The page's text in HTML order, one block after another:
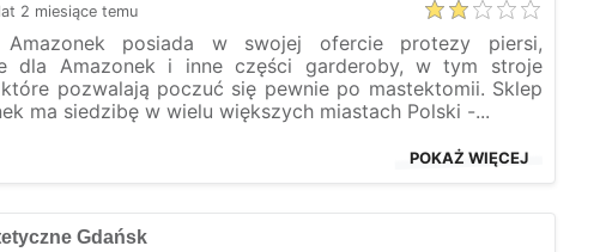
2 miesiące temu
posiada w swojej ofercie protezy piersi,
dla Amazonek i inne części garderoby, w tym stroje
pozwalają poczuć się pewnie po mastektomii. Sklep
ma siedzibę w wielu większych miastach Polski -...
POKAŻ WIĘCEJ
Gdańsk